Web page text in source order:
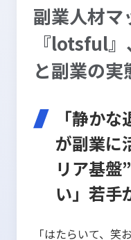
副業人材マ
『lotsful』
と副業の実
「静か
が副業に
リア基盤
い」若手
「はたらいて、笑